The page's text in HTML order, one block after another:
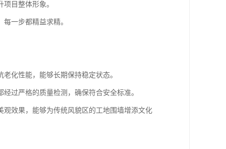
目整体形象。
一步都精益求精。
化性能，能够长期保持稳定状态。
过严格的质量检测，确保符合安全标准。
效果，能够为传统风貌区的工地围墙增添文化